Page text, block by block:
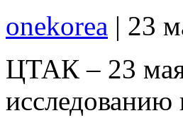
onekorea | 23
ЦТАК – 23 мая
исследованию